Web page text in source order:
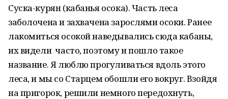
Суска-курян (кабанья осока). Часть леса
заболочена и захвачена зарослями осоки. Ранее
лакомиться осокой наведывались сюда кабаны,
их видели часто, поэтому и пошло такое
название. Я люблю прогуливаться вдоль этого
леса, и мы со Старцем обошли его вокруг. Взойдя
на пригорок, решили немного передохнуть,